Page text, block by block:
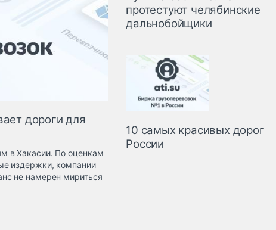
дороги для
в Хакасии. По оценкам
издержки, компании
не намерен мириться
протестуют челябинские
дальнобойщики
10 самых красивых дорог
России